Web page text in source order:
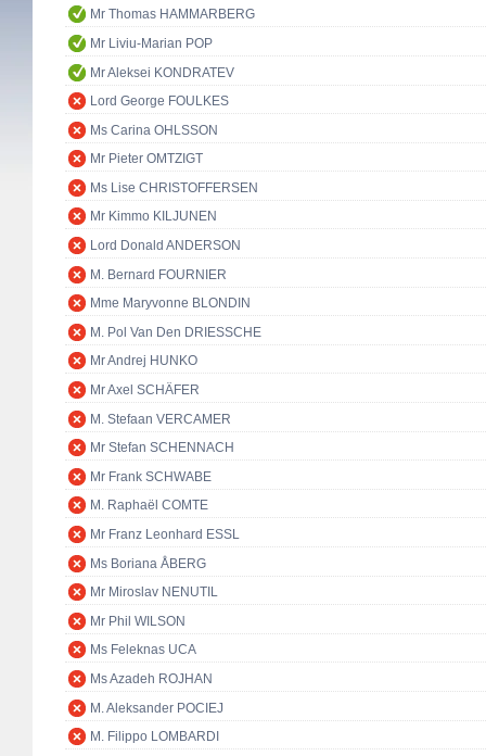
Mr Thomas HAMMARBERG
Mr Liviu-Marian POP
Mr Aleksei KONDRATEV
Lord George FOULKES
Ms Carina OHLSSON
Mr Pieter OMTZIGT
Ms Lise CHRISTOFFERSEN
Mr Kimmo KILJUNEN
Lord Donald ANDERSON
M. Bernard FOURNIER
Mme Maryvonne BLONDIN
M. Pol Van Den DRIESSCHE
Mr Andrej HUNKO
Mr Axel SCHÄFER
M. Stefaan VERCAMER
Mr Stefan SCHENNACH
Mr Frank SCHWABE
M. Raphaël COMTE
Mr Franz Leonhard ESSL
Ms Boriana ÅBERG
Mr Miroslav NENUTIL
Mr Phil WILSON
Ms Feleknas UCA
Ms Azadeh ROJHAN
M. Aleksander POCIEJ
M. Filippo LOMBARDI